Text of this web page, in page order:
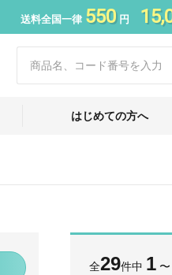
送料全国一律 550円
はじめての方へ
全29件中 1 〜